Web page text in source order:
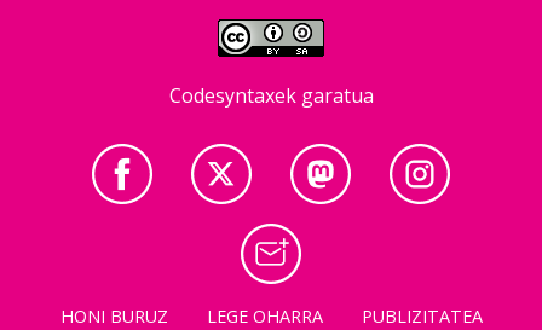
Codesyntaxek garatua
HONI BURUZ LEGE OHARRA
PUBLIZITATEA